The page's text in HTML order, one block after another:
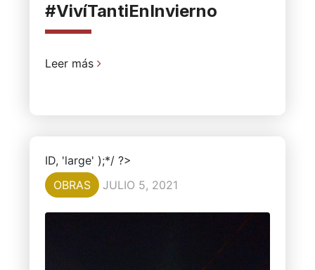
#VivíTantiEnInvierno
Leer más
ID, 'large' );*/ ?>
OBRAS
JULIO 5, 2021